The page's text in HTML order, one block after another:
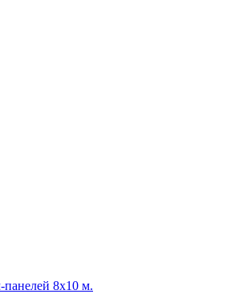
панелей 8х10 м.